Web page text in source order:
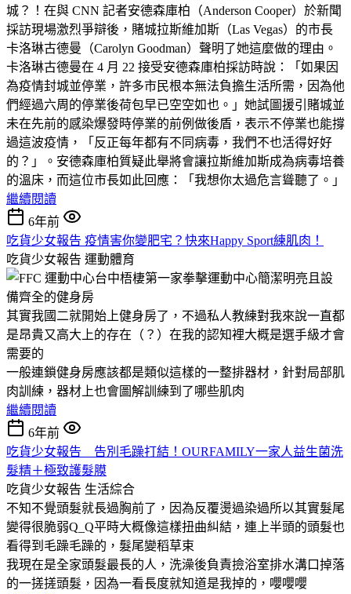
城？！在與 CNN 記者安德森庫柏（Anderson Cooper）於新聞
採訪現場激烈爭辯後，賭城拉斯維加斯（Las Vegas）的市長
卡洛琳古德曼（Carolyn Goodman）聲明了她這麼做的理由。
卡洛琳古德曼在 4 月 22 接受安德森庫柏採訪時說：「如果因
為疫情封城並停業，許多市民根本無法負擔生活所需，因為他
們經過六周的停業後荷包早已空空如也。」她試圖援引賭城並
未在先前的感染爆發時停業的前例做後盾，表示不停業也能撐
過這波疫情，「反正每年都有不同病毒，我們不也活得好好
的？」。安德森庫柏質疑此舉將會讓拉斯維加斯成為病毒培養
的溫床，而這位市長如此回應：「我想你太過危言聳聽了。」
繼續閱讀
6年前
吃貨少女報告 疫情害你變肥宅？快來Happy Sport練肌肉！
吃貨少女報告 運動體育
其實我國二就開始上健身房了，不過私人教練對我來說一直都
是昂貴又高大上的存在（？）在我的認知裡大概是選手級才會
需要的
一般連鎖健身房應該都是類似這樣的一整排器材，針對局部肌
肉訓練，器材上也會圖解訓練到了哪些肌肉
繼續閱讀
6年前
吃貨少女報告 告別毛躁打結！OURFAMILY一家人益生菌洗
髮精＋極致護髮膜
吃貨少女報告 生活綜合
不知不覺頭髮就長過胸前了，因為反覆燙過染過所以其實髮尾
變得很脆弱Q_Q平時大概像這樣扭曲糾結，連上半頭的頭髮也
看得到毛躁毛躁的，髮尾變稻草束
我現在是全家頭髮最長的人，洗澡後負責撿浴室排水溝口掉落
的一搓搓頭髮，因為一看長度就知道是我掉的，嚶嚶嚶